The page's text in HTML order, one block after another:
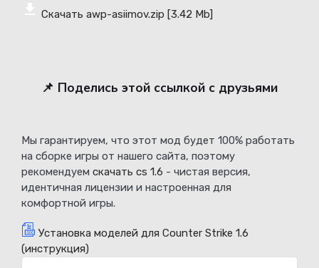
Скачать awp-asiimov.zip [3.42 Mb]
📌 Поделись этой ссылкой с друзьями
Мы гарантируем, что этот мод будет 100% работать
на сборке игры от нашего сайта, поэтому
рекомендуем скачать cs 1.6 - чистая версия,
идентичная лицензии и настроенная для
комфортной игры.
Установка моделей для Counter Strike 1.6
(инструкция)